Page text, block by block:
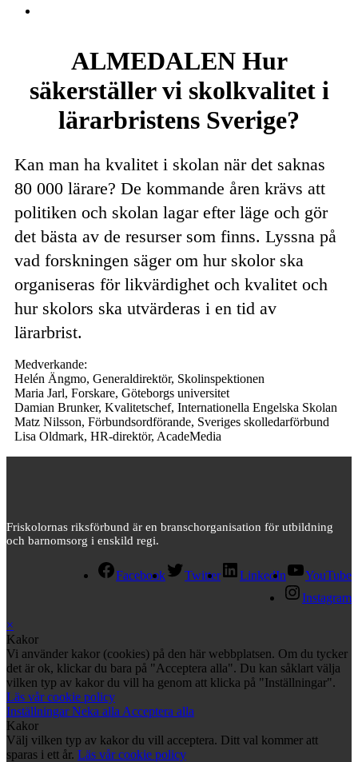
ALMEDALEN Hur
säkerställer vi skolkvalitet i
lärarbristens Sverige?
Kan man ha kvalitet i skolan när det saknas
80 000 lärare? De kommande åren krävs att
politiken och skolan lagar efter läge och gör
det bästa av de resurser som finns. Lyssna på
vad forskningen säger om hur skolor ska
organiseras för likvärdighet och kvalitet och
hur skolors ska utvärderas i en tid av
lärarbrist.
Medverkande:
Helén Ängmo, Generaldirektör, Skolinspektionen
Maria Jarl, Forskare, Göteborgs universitet
Damian Brunker, Kvalitetschef, Internationella Engelska Skolan
Matz Nilsson, Förbundsordförande, Sveriges skolledarförbund
Lisa Oldmark, HR-direktör, AcadeMedia
Friskolornas riksförbund är en branschorganisation för utbildning
och barnomsorg i enskild regi.
Facebook Twitter LinkedIn
YouTube
Instagram
×
Kakor
Vi använder kakor (cookies) på den här webbplatsen. Om du tycker
det är ok, klickar du bara på "Acceptera alla". Du kan såklart välja
vilken typ av kakor du vill ha genom att klicka på "Inställningar".
Läs vår cookie policy
InställningarNeka alla Acceptera alla
Kakor
Välj vilken typ av kakor du vill acceptera. Ditt val kommer att
sparas i ett år. Läs vår cookie policy